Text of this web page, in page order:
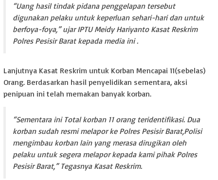
“Uang hasil tindak pidana penggelapan tersebut
digunakan pelaku untuk keperluan sehari-hari dan untuk
berfoya-foya,” ujar IPTU Meidy Hariyanto Kasat Reskrim
Polres Pesisir Barat kepada media ini .
Lanjutnya Kasat Reskrim untuk Korban Mencapai 11(sebelas)
Orang. Berdasarkan hasil penyelidikan sementara, aksi
penipuan ini telah memakan banyak korban.
“Sementara ini Total korban 11 orang teridentifikasi. Dua
korban sudah resmi melapor ke Polres Pesisir Barat,Polisi
mengimbau korban lain yang merasa dirugikan oleh
pelaku untuk segera melapor kepada kami pihak Polres
Pesisir Barat,” Tegasnya Kasat Reskrim.